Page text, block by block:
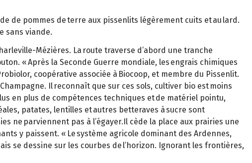
de pommes de terre aux pissenlits légèrement cuits et au lard.
sans viande.
Mézières. La route traverse d’abord une tranche
« Après la Seconde Guerre mondiale, les engrais chimiques
coopérative associée à Biocoop, et membre du Pissenlit.
Il reconnaît que sur ces sols, cultiver bio est moins
en plus de compétences techniques et de matériel pointu,
patates, lentilles et autres betteraves à sucre sont
ne parviennent pas à l’égayer.Il cède la place aux prairies une
y paissent. « Le système agricole dominant des Ardennes,
se dessine sur les courbes de l’horizon. Ignorant les frontières,